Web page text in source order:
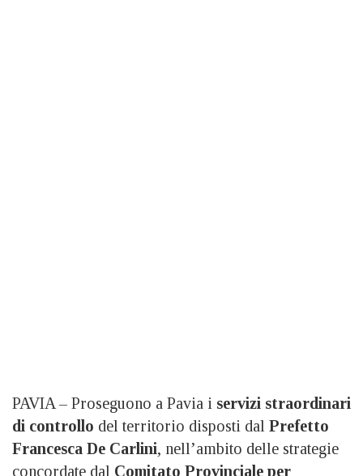
PAVIA – Proseguono a Pavia i servizi straordinari
di controllo del territorio disposti dal Prefetto
Francesca De Carlini, nell’ambito delle strategie
concordate dal Comitato Provinciale per